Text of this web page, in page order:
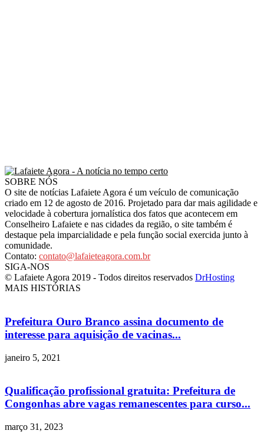
SOBRE NÓS
O site de notícias Lafaiete Agora é um veículo de comunicação
criado em 12 de agosto de 2016. Projetado para dar mais agilidade e
velocidade à cobertura jornalística dos fatos que acontecem em
Conselheiro Lafaiete e nas cidades da região, o site também é
destaque pela imparcialidade e pela função social exercida junto à
comunidade.
Contato: contato@lafaieteagora.com.br
SIGA-NOS
© Lafaiete Agora 2019 - Todos direitos reservados DrHosting
MAIS HISTÓRIAS
Prefeitura Ouro Branco assina documento de
interesse para aquisição de vacinas...
janeiro 5, 2021
Qualificação profissional gratuita: Prefeitura de
Congonhas abre vagas remanescentes para curso...
março 31, 2023